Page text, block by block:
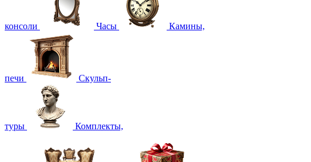
консоли Часы Камины,
печи Скульп-
туры Комплекты,